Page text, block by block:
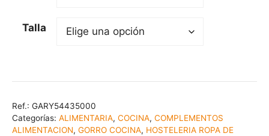
Talla
Ref.: GARY54435000
Categorías: ALIMENTARIA, COCINA, COMPLEMENTOS
ALIMENTACION, GORRO COCINA, HOSTELERIA ROPA DE